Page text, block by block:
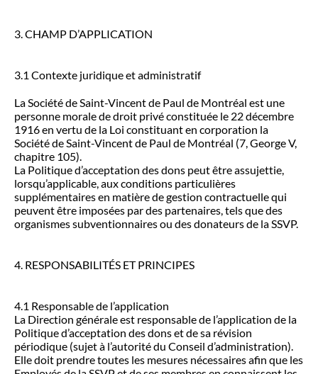
3. CHAMP D’APPLICATION
3.1 Contexte juridique et administratif
La Société de Saint-Vincent de Paul de Montréal est une
personne morale de droit privé constituée le 22 décembre
1916 en vertu de la Loi constituant en corporation la
Société de Saint-Vincent de Paul de Montréal (7, George V,
chapitre 105).
La Politique d’acceptation des dons peut être assujettie,
lorsqu’applicable, aux conditions particulières
supplémentaires en matière de gestion contractuelle qui
peuvent être imposées par des partenaires, tels que des
organismes subventionnaires ou des donateurs de la SSVP.
4. RESPONSABILITÉS ET PRINCIPES
4.1 Responsable de l’application
La Direction générale est responsable de l’application de la
Politique d’acceptation des dons et de sa révision
périodique (sujet à l’autorité du Conseil d’administration).
Elle doit prendre toutes les mesures nécessaires afin que les